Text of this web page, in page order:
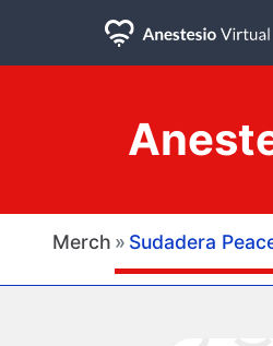
Merch Sudadera